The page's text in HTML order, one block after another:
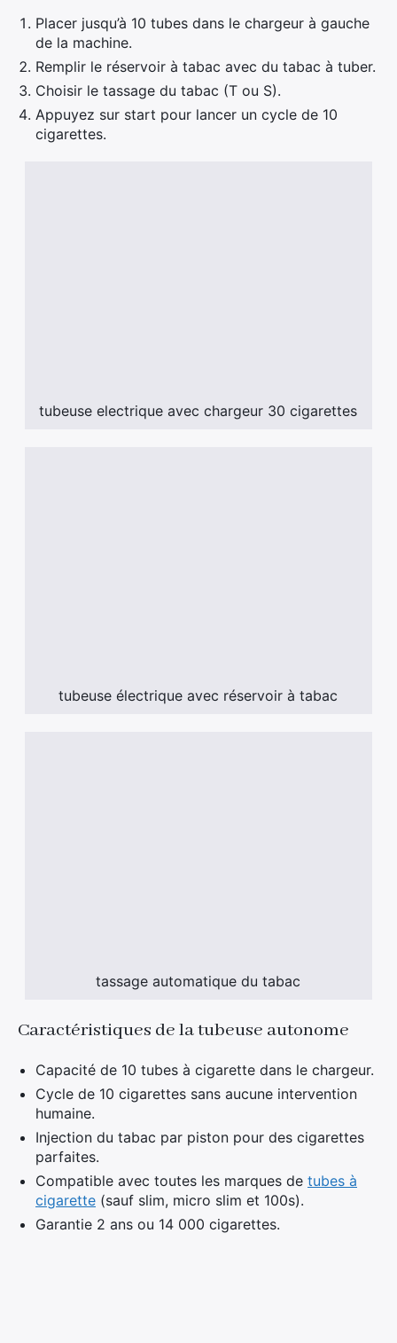
Placer jusqu’à 10 tubes dans le chargeur à gauche
de la machine.
Remplir le réservoir à tabac avec du tabac à tuber.
Choisir le tassage du tabac (T ou S).
Appuyez sur start pour lancer un cycle de 10
cigarettes.
tubeuse electrique avec chargeur 30 cigarettes
tubeuse électrique avec réservoir à tabac
tassage automatique du tabac
Caractéristiques de la tubeuse autonome
Capacité de 10 tubes à cigarette dans le chargeur.
Cycle de 10 cigarettes sans aucune intervention
humaine.
Injection du tabac par piston pour des cigarettes
parfaites.
Compatible avec toutes les marques de tubes à
cigarette (sauf slim, micro slim et 100s).
Garantie 2 ans ou 14 000 cigarettes.